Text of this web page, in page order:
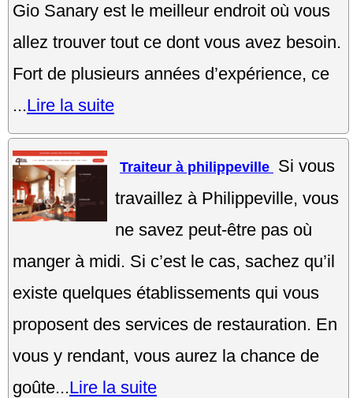
Gio Sanary est le meilleur endroit où vous
allez trouver tout ce dont vous avez besoin.
Fort de plusieurs années d’expérience, ce
...Lire la suite
Traiteur à philippeville Si vous
travaillez à Philippeville, vous
ne savez peut-être pas où
manger à midi. Si c’est le cas, sachez qu’il
existe quelques établissements qui vous
proposent des services de restauration. En
vous y rendant, vous aurez la chance de
goûte...Lire la suite